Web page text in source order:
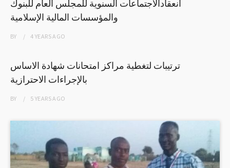
انعقادالاجتماعات السنوية للمجلس العام للبنوك
والمؤسسات المالية الإسلامية
BY 4 YEARSAGO
ترتيبات لتغطية مراكز امتحانات شهادة الاساس
بالإجراءات الاحترازية
BY 5 YEARSAGO